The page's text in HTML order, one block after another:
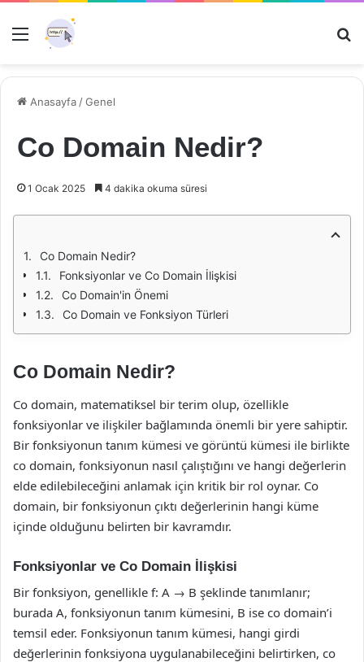
Menü
Anasayfa /Genel
Co Domain Nedir?
1 Ocak 2025 4 dakika okuma süresi
Co Domain Nedir?
Fonksiyonlar ve Co Domain İlişkisi
Co Domain'in Önemi
Co Domain ve Fonksiyon Türleri
Co Domain Nedir?
Co domain, matematiksel bir terim olup, özellikle
fonksiyonlar ve ilişkiler bağlamında önemli bir yere sahiptir.
Bir fonksiyonun tanım kümesi ve görüntü kümesi ile birlikte
co domain, fonksiyonun nasıl çalıştığını ve hangi değerlerin
elde edilebileceğini anlamak için kritik bir rol oynar. Co
domain, bir fonksiyonun çıktı değerlerinin hangi küme
içinde olduğunu belirten bir kavramdır.
Fonksiyonlar ve Co Domain İlişkisi
Bir fonksiyon, genellikle f: A → B şeklinde tanımlanır;
burada A, fonksiyonun tanım kümesini, B ise co domain’i
temsil eder. Fonksiyonun tanım kümesi, hangi girdi
değerlerinin fonksiyona uygulanabileceğini belirtirken, co